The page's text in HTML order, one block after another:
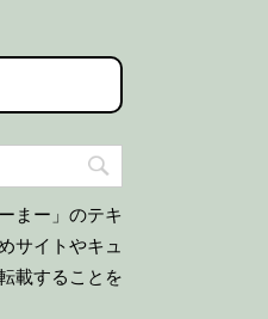
まー」のテキ
サイトやキュ
載することを